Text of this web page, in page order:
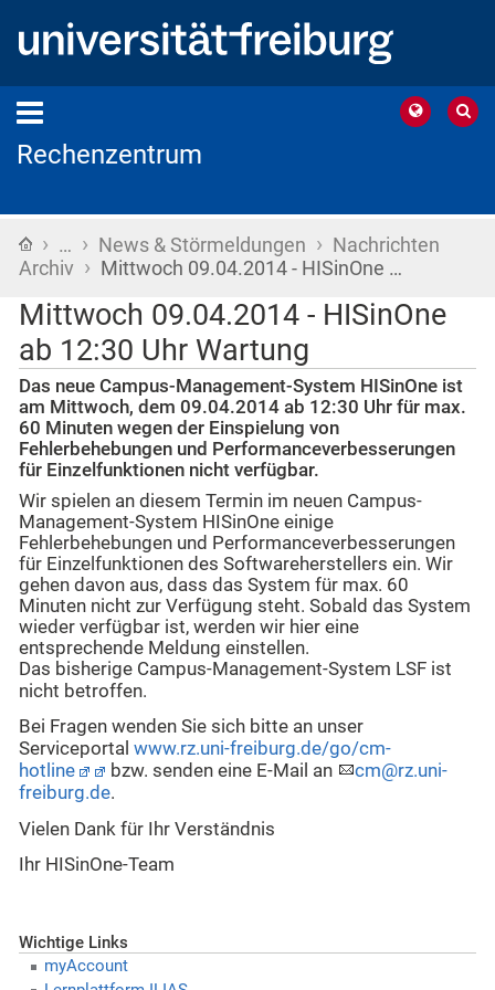
Rechenzentrum
Startseite
› … › News & Störmeldungen › Nachrichten
Archiv › Mittwoch 09.04.2014 - HISinOne …
Mittwoch 09.04.2014 - HISinOne
ab 12:30 Uhr Wartung
Das neue Campus-Management-System HISinOne ist
am Mittwoch, dem 09.04.2014 ab 12:30 Uhr für max.
60 Minuten wegen der Einspielung von
Fehlerbehebungen und Performanceverbesserungen
für Einzelfunktionen nicht verfügbar.
Wir spielen an diesem Termin im neuen Campus-
Management-System HISinOne einige
Fehlerbehebungen und Performanceverbesserungen
für Einzelfunktionen des Softwareherstellers ein. Wir
gehen davon aus, dass das System für max. 60
Minuten nicht zur Verfügung steht. Sobald das System
wieder verfügbar ist, werden wir hier eine
entsprechende Meldung einstellen.
Das bisherige Campus-Management-System LSF ist
nicht betroffen.
Bei Fragen wenden Sie sich bitte an unser
Serviceportal www.rz.uni-freiburg.de/go/cm-
hotline
bzw. senden eine E-Mail an
cm@rz.uni-
freiburg.de.
Vielen Dank für Ihr Verständnis
Ihr HISinOne-Team
Wichtige Links
myAccount